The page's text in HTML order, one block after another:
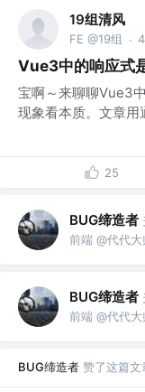
19组清风
FE @19组 ·
Vue3中的响应式
宝啊～来聊聊Vue3
现象看本质。文章用
25
BUG缔造者
前端 @代代
BUG缔造者
前端 @代代
BUG缔造者 赞了这篇文